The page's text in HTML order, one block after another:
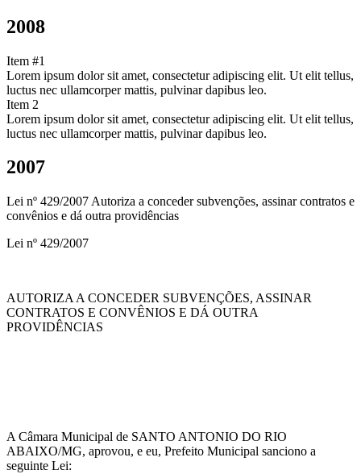
2008
Item #1
Lorem ipsum dolor sit amet, consectetur adipiscing elit. Ut elit tellus,
luctus nec ullamcorper mattis, pulvinar dapibus leo.
Item 2
Lorem ipsum dolor sit amet, consectetur adipiscing elit. Ut elit tellus,
luctus nec ullamcorper mattis, pulvinar dapibus leo.
2007
Lei nº 429/2007 Autoriza a conceder subvenções, assinar contratos e
convênios e dá outra providências
Lei nº 429/2007
AUTORIZA A CONCEDER SUBVENÇÕES, ASSINAR
CONTRATOS E CONVÊNIOS E DÁ OUTRA
PROVIDÊNCIAS
A Câmara Municipal de SANTO ANTONIO DO RIO
ABAIXO/MG, aprovou, e eu, Prefeito Municipal sanciono a
seguinte Lei: